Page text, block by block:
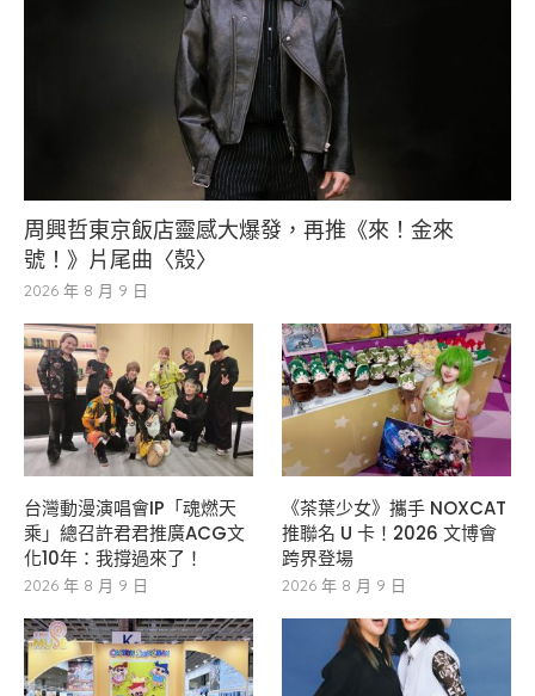
周興哲東京飯店靈感大爆發，再推《來！金來
號！》片尾曲〈殼〉
2026 年 8 月 9 日
台灣動漫演唱會IP「魂燃天
乘」總召許君君推廣ACG文
化10年：我撐過來了！
2026 年 8 月 9 日
《茶葉少女》攜手 NOXCAT
推聯名 U 卡！2026 文博會
跨界登場
2026 年 8 月 9 日